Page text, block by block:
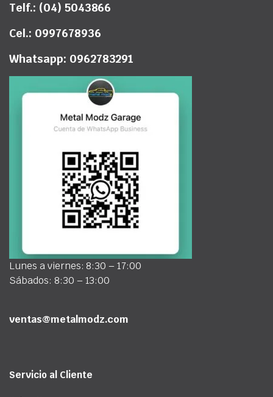
Telf.: (04) 5043866
Cel.: 0997678936
Whatsapp: 0962783291
Lunes a viernes: 8:30 – 17:00
Sábados: 8:30 – 13:00
ventas@metalmodz.com
Servicio al Cliente